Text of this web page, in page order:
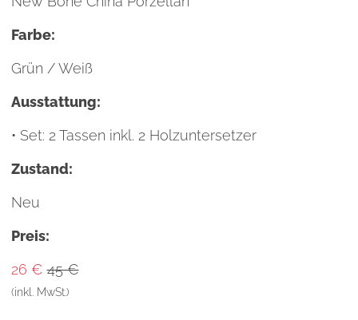
Farbe:
Grün / Weiß
Ausstattung:
• Set: 2 Tassen inkl. 2 Holzuntersetzer
Zustand:
Neu
Preis:
26 € 45 €
(inkl. MwSt.)